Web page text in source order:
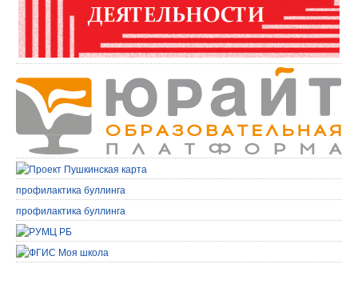
профилактика буллинга
профилактика буллинга